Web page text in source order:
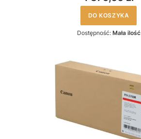
DO KOSZYKA
Dostępność: Mała ilość